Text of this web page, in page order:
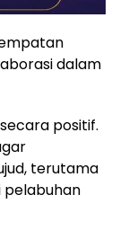
dalam
positif.
terutama